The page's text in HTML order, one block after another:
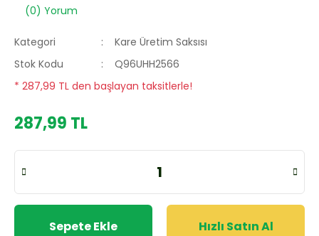
(0) Yorum
Kategori
Kare Üretim Saksısı
Stok Kodu
Q96UHH2566
* 287,99 TL den başlayan taksitlerle!
287,99 TL
Sepete Ekle Hızlı Satın Al